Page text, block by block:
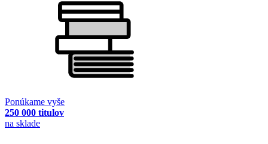
Ponúkame vyše
250 000 titulov
na sklade